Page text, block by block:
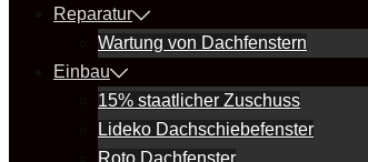
Reparatur
Wartung von Dachfenstern
Einbau
15% staatlicher Zuschuss
Lideko Dachschiebefenster
Roto Dachfenster